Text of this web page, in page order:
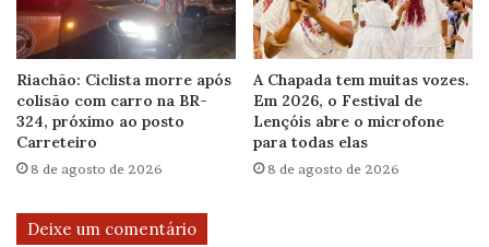
Riachão: Ciclista morre após
colisão com carro na BR-
324, próximo ao posto
Carreteiro
8 de agosto de 2026
A Chapada tem muitas vozes.
Em 2026, o Festival de
Lençóis abre o microfone
para todas elas
8 de agosto de 2026
Deixe um comentário